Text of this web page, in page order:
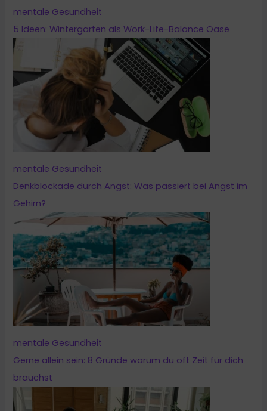
mentale Gesundheit
5 Ideen: Wintergarten als Work-Life-Balance Oase
mentale Gesundheit
Denkblockade durch Angst: Was passiert bei Angst im
Gehirn?
mentale Gesundheit
Gerne allein sein: 8 Gründe warum du oft Zeit für dich
brauchst